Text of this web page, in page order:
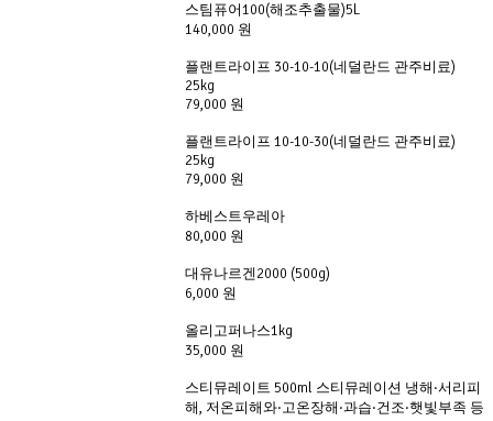
스팀퓨어100(해조추출물)5L
140,000 원
플랜트라이프 30-10-10(네덜란드 관주비료)
25kg
79,000 원
플랜트라이프 10-10-30(네덜란드 관주비료)
25kg
79,000 원
하베스트우레아
80,000 원
대유나르겐2000 (500g)
6,000 원
올리고퍼나스1kg
35,000 원
스티뮤레이트 500ml 스티뮤레이션 냉해·서리피
해, 저온피해와·고온장해·과습·건조·햇빛부족 등